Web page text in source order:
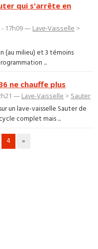
qui s'arrête en
- 17h09 — Lave-Vaisselle >
(au milieu) et 3 témoins
...
ne chauffe plus
— Lave-Vaisselle > Sauter
un lave-vaisselle Sauter de
complet mais ...
4 »